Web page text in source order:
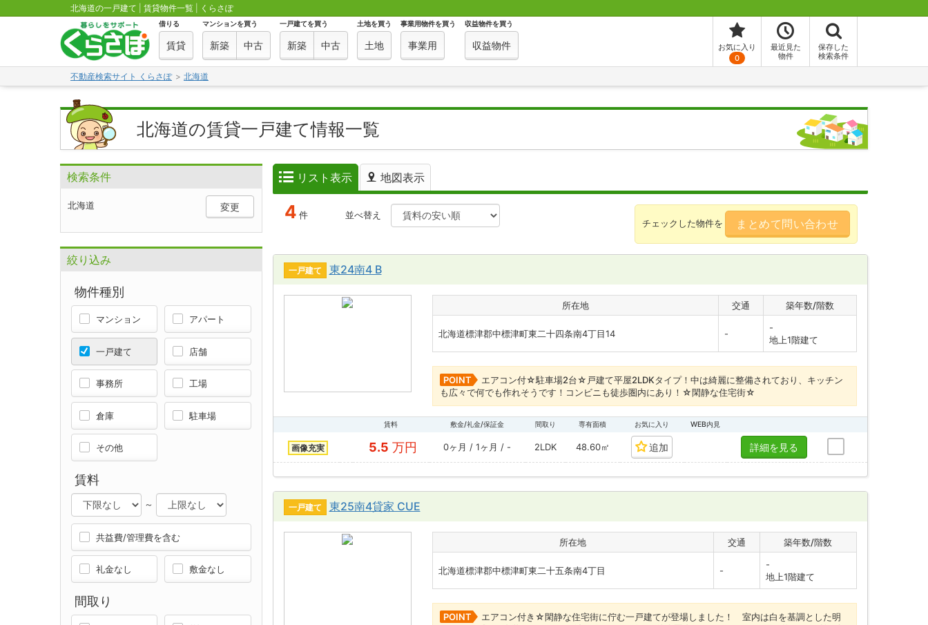
北海道の一戸建て | 賃貸物件一覧 | くらさぽ
借りる
賃貸
マンションを買う
新築 中古
一戸建てを買う
新築 中古
土地を買う
土地
事業用物件を買う
事業用
収益物件を買う
収益物件
お気に入り
0
最近見た
物件
保存した
検索条件
不動産検索サイト くらさぽ 北海道
北海道の賃貸一戸建て情報一覧
リスト表示 地図表示
4 件 並べ替え
チェックした物件を まとめて問い合わせ
一戸建て 東24南4 B
所在地 交通 築年数/階数
北海道標津郡中標津町東二十四条南4丁目14 -
-
地上1階建て
POINT
エアコン付☆駐車場2台☆戸建て平屋2LDKタイプ！中は綺麗に整備されており、キッチン
も広々で何でも作れそうです！コンビニも徒歩圏内にあり！☆閑静な住宅街☆
賃料 敷金/礼金/保証金 間取り 専有面積 お気に入り WEB内見
画像充実 5.5 万円 0ヶ月 / 1ヶ月 / - 2LDK 48.60㎡ 追加 詳細を見る
一戸建て 東25南4貸家 CUE
所在地 交通 築年数/階数
北海道標津郡中標津町東二十五条南4丁目 -
-
地上1階建て
POINT
エアコン付き☆閑静な住宅街に佇む一戸建てが登場しました！ 室内は白を基調とした明
検索条件
北海道 変更
絞り込み
物件種別
マンション アパート
一戸建て 店舗
事務所 工場
倉庫 駐車場
その他
賃料
～
共益費/管理費を含む
礼金なし 敷金なし
間取り